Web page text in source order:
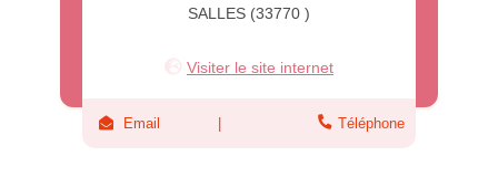
SALLES (33770 )
Visiter le site internet
Email Téléphone